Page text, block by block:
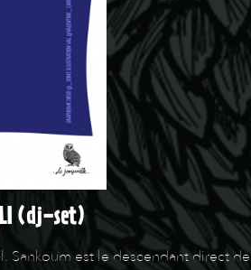
(dj-set)
Sankoum est le descendant direct de